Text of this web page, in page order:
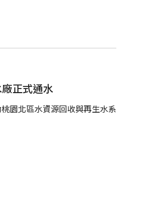
正式通水
園北區水資源回收與再生水系